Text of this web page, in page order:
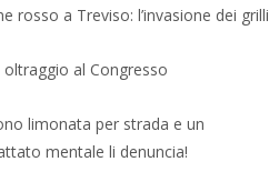
rosso a Treviso: l’invasione dei grilli
oltraggio al Congresso
limonata per strada e un
mentale li denuncia!